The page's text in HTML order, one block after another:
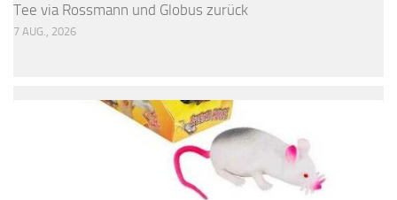
Tee via Rossmann und Globus zurück
7 AUG., 2026